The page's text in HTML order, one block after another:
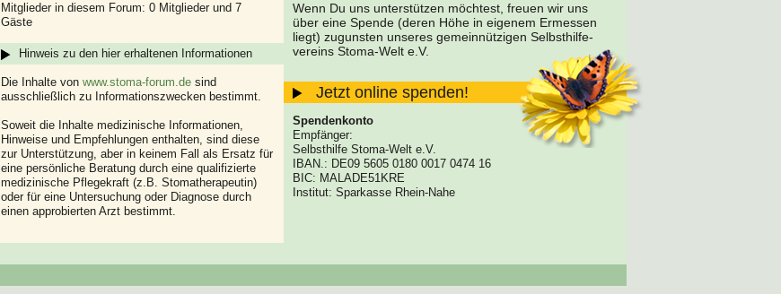
Mitglieder in diesem Forum: 0 Mitglieder und 7
Gäste
Hinweis zu den hier erhaltenen Informationen
Die Inhalte von www.stoma-forum.de sind
ausschließlich zu Informationszwecken bestimmt.
Soweit die Inhalte medizinische Informationen,
Hinweise und Empfehlungen enthalten, sind diese
zur Unterstützung, aber in keinem Fall als Ersatz für
eine persönliche Beratung durch eine qualifizierte
medizinische Pflegekraft (z.B. Stomatherapeutin)
oder für eine Untersuchung oder Diagnose durch
einen approbierten Arzt bestimmt.
Wenn Du uns unterstützen möchtest, freuen wir uns
über eine Spende (deren Höhe in eigenem Ermessen
liegt) zugunsten unseres gemeinnützigen Selbsthilfe-
vereins Stoma-Welt e.V.
Jetzt online spenden!
Spendenkonto
Empfänger:
Selbsthilfe Stoma-Welt e.V.
IBAN.: DE09 5605 0180 0017 0474 16
BIC: MALADE51KRE
Institut: Sparkasse Rhein-Nahe